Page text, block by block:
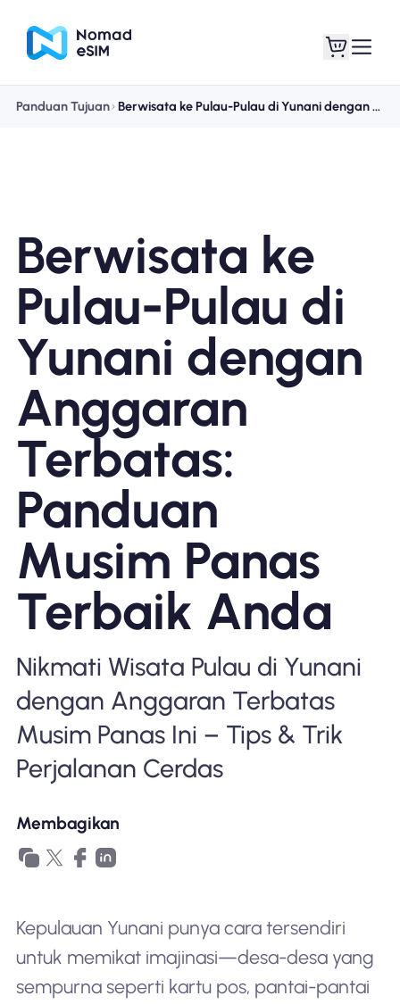
Paket Toko
Tentang eSIM
Mengapa Nomad eSIM
Menggunakan eSIM
Untuk bisnis
Panduan Tujuan Berwisata ke Pulau-Pulau di Yunani dengan Anggaran Terbatas: Panduan Musim Panas Terbaik Anda
Berwisata ke
Pulau-Pulau di
Yunani dengan
Anggaran
Terbatas:
Panduan
Musim Panas
Terbaik Anda
Nikmati Wisata Pulau di Yunani
dengan Anggaran Terbatas
Musim Panas Ini – Tips & Trik
Perjalanan Cerdas
Membagikan
Kepulauan Yunani punya cara tersendiri
untuk memikat imajinasi—desa-desa yang
sempurna seperti kartu pos, pantai-pantai